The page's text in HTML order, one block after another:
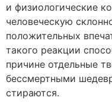
и физиологические
человеческую
положительных
такого реакции
причине отдельные
бессмертными
стираются.